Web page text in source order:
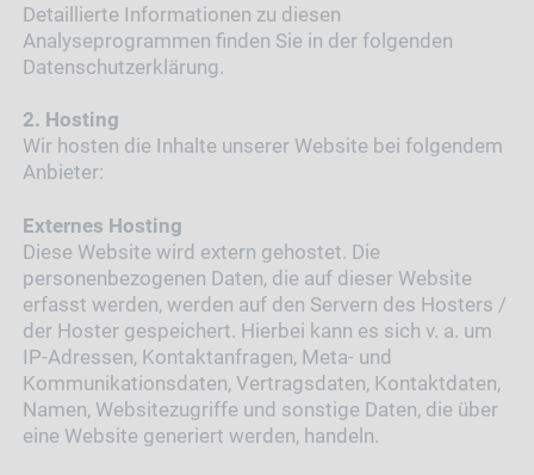
Detaillierte Informationen zu diesen
Analyseprogrammen finden Sie in der folgenden
Datenschutzerklärung.
2. Hosting
Wir hosten die Inhalte unserer Website bei folgendem
Anbieter:
Externes Hosting
Diese Website wird extern gehostet. Die
personenbezogenen Daten, die auf dieser Website
erfasst werden, werden auf den Servern des Hosters /
der Hoster gespeichert. Hierbei kann es sich v. a. um
IP-Adressen, Kontaktanfragen, Meta- und
Kommunikationsdaten, Vertragsdaten, Kontaktdaten,
Namen, Websitezugriffe und sonstige Daten, die über
eine Website generiert werden, handeln.